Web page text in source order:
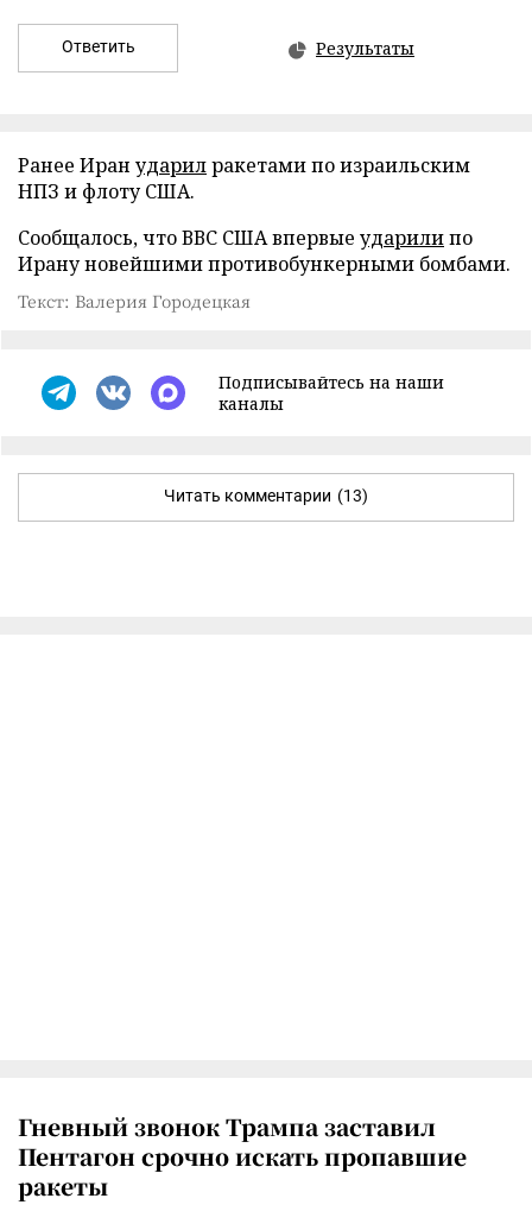
Ответить Результаты
Ранее Иран ударилракетами по израильским
НПЗ и флоту США.
Сообщалось, что ВВС США впервые ударилипо
Ирану новейшими противобункерными бомбами.
Текст: Валерия Городецкая
Подписывайтесь на наши
каналы
Читать комментарии (13)
Гневный звонок Трампа заставил
Пентагон срочно искать пропавшие
ракеты